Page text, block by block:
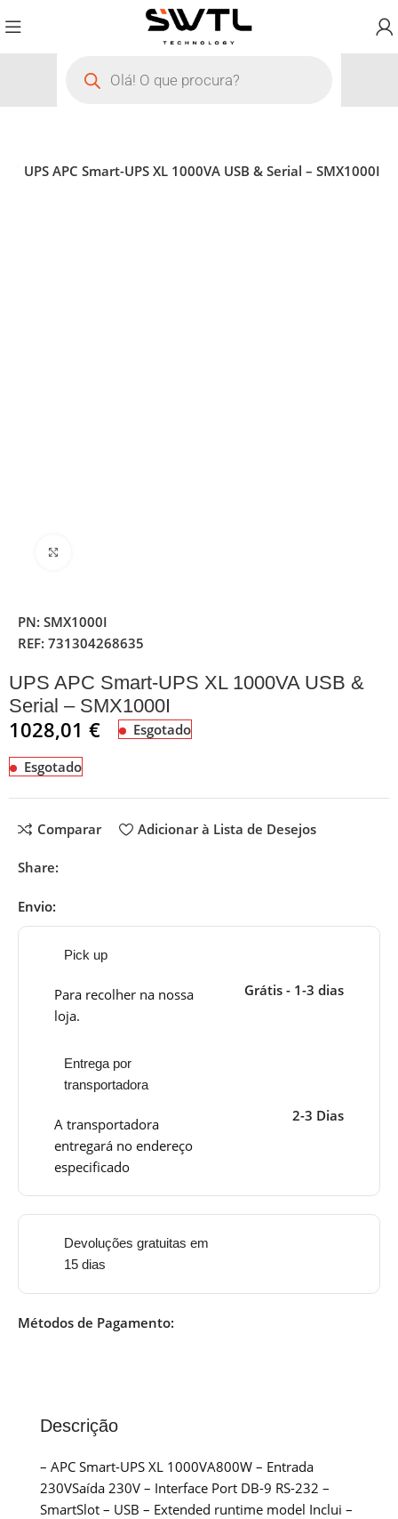
UPS APC Smart-UPS XL 1000VA USB & Serial – SMX1000I
PN:SMX1000I
REF:731304268635
UPS APC Smart-UPS XL 1000VA USB &
Serial – SMX1000I
1028,01€ Esgotado
Esgotado
Comparar Adicionar à Lista de Desejos
Share:
Envio:
Pick up
Para recolher na nossa
loja.
Grátis - 1-3 dias
Entrega por
transportadora
A transportadora
entregará no endereço
especificado
2-3 Dias
Devoluções gratuitas em
15 dias
Métodos de Pagamento:
Descrição
– APC Smart-UPS XL 1000VA800W – Entrada
230VSaída 230V – Interface Port DB-9 RS-232 –
SmartSlot – USB – Extended runtime model Inclui –